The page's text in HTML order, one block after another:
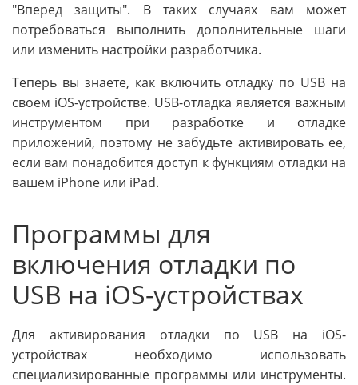
"Вперед защиты". В таких случаях вам может
потребоваться выполнить дополнительные шаги
или изменить настройки разработчика.
Теперь вы знаете, как включить отладку по USB на
своем iOS-устройстве. USB-отладка является важным
инструментом при разработке и отладке
приложений, поэтому не забудьте активировать ее,
если вам понадобится доступ к функциям отладки на
вашем iPhone или iPad.
Программы для
включения отладки по
USB на iOS-устройствах
Для активирования отладки по USB на iOS-
устройствах необходимо использовать
специализированные программы или инструменты.